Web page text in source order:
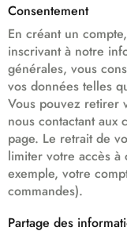
Consentement
En créant un
inscrivant à notre
générales, vous
vos données telles
Vous pouvez retirer
nous contactant aux
page. Le retrait de
limiter votre accès à
exemple, votre
commandes).
Partage des